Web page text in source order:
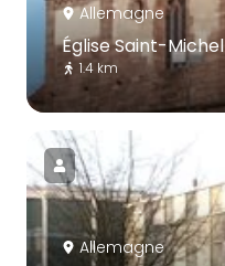
Allemagne
Église Saint-Michel
1.4 km
Allemagne